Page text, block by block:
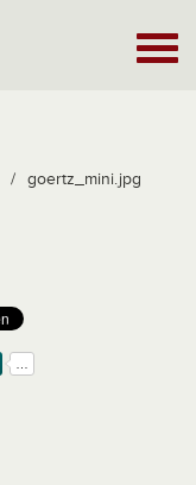
/ goertz_mini.jpg